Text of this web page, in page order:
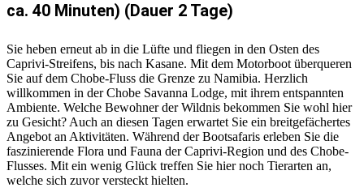
ca. 40 Minuten) (Dauer 2 Tage)
Sie heben erneut ab in die Lüfte und fliegen in den Osten des
Caprivi-Streifens, bis nach Kasane. Mit dem Motorboot überqueren
Sie auf dem Chobe-Fluss die Grenze zu Namibia. Herzlich
willkommen in der Chobe Savanna Lodge, mit ihrem entspannten
Ambiente. Welche Bewohner der Wildnis bekommen Sie wohl hier
zu Gesicht? Auch an diesen Tagen erwartet Sie ein breitgefächertes
Angebot an Aktivitäten. Während der Bootsafaris erleben Sie die
faszinierende Flora und Fauna der Caprivi-Region und des Chobe-
Flusses. Mit ein wenig Glück treffen Sie hier noch Tierarten an,
welche sich zuvor versteckt hielten.